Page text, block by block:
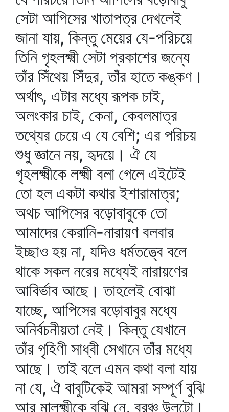
সেটা আপিসের খাতাপত্র দেখলেই
জানা যায়, কিন্তু মেয়ের যে-পরিচয়ে
তিনি গৃহলক্ষ্মী সেটা প্রকাশের জন্যে
তাঁর সিঁথেয় সিঁদুর, তাঁর হাতে কঙ্কণ।
অর্থাৎ, এটার মধ্যে রূপক চাই,
অলংকার চাই, কেনা, কেবলমাত্র
তথ্যের চেয়ে এ যে বেশি; এর পরিচয়
শুধু জ্ঞানে নয়, হৃদয়ে। ঐ যে
গৃহলক্ষ্মীকে লক্ষ্মী বলা গেলে এইটেই
তো হল একটা কথার ইশারামাত্র;
অথচ আপিসের বড়োবাবুকে তো
আমাদের কেরানি-নারায়ণ বলবার
ইচ্ছাও হয় না, যদিও ধর্মতত্ত্বে বলে
থাকে সকল নরের মধ্যেই নারায়ণের
আবির্ভাব আছে। তাহলেই বোঝা
যাচ্ছে, আপিসের বড়োবাবুর মধ্যে
অনির্বচনীয়তা নেই। কিন্তু যেখানে
তাঁর গৃহিণী সাধ্বী সেখানে তাঁর মধ্যে
আছে। তাই বলে এমন কথা বলা যায়
না যে, ঐ বাবুটিকেই আমরা সম্পূর্ণ বুঝি
আর মালক্ষ্মীকে বুঝি নে, বরঞ্চ উলটো।